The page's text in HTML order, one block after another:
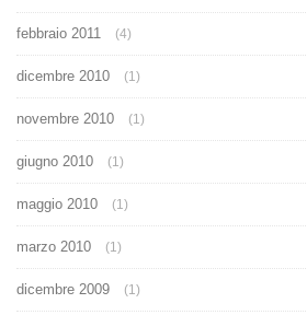
febbraio 2011 (4)
dicembre 2010 (1)
novembre 2010 (1)
giugno 2010 (1)
maggio 2010 (1)
marzo 2010 (1)
dicembre 2009 (1)